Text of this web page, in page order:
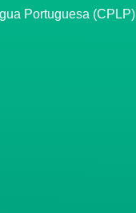
Portuguesa (CPLP)